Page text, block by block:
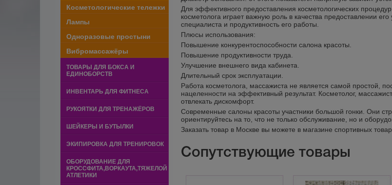
Косметологические тележки
Лампы
Одноразовые простыни
Вибромассажёры
ТОВАРЫ ДЛЯ БОКСА И
ЕДИНОБОРСТВ
ИНВЕНТАРЬ ДЛЯ ФИТНЕСА
РУКОЯТКИ ДЛЯ ТРЕНАЖЁРОВ
ШЕЙКЕРЫ И БУТЫЛКИ
ЭКИПИРОВКА ДЛЯ ТРЕНИРОВОК
ОБОРУДОВАНИЕ ДЛЯ
КРОССФИТА,ВОРКАУТА,ТЯЖЕЛОЙ
АТЛЕТИКИ
Для эффективного предоставления косметологических
косметолога играет важную роль в качества предоставлении
специалиста и продуктивность его работы.
Плюсы использования:
Повышение конкурентоспособности салона красоты.
Повышение продуктивности труда.
Улучшение внешнего вида кабинета.
Длительный срок эксплуатации.
Работа косметолога, массажиста не является самой простой,
нацеленности на эффективный результат. Косметолог,
отвлекать дискомфорт.
Современные салоны красоты участники большой гонки. Они
ориентируйтесь на то, что не только обслуживание, но и
Заказать товар в Москве вы можете в магазине спортивных
Сопутствующие товары